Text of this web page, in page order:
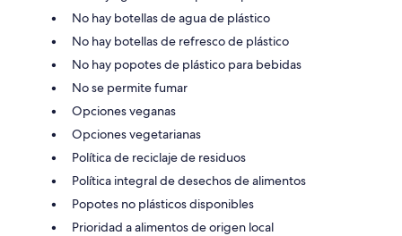
No hay botellas de agua de plástico
No hay botellas de refresco de plástico
No hay popotes de plástico para bebidas
No se permite fumar
Opciones veganas
Opciones vegetarianas
Política de reciclaje de residuos
Política integral de desechos de alimentos
Popotes no plásticos disponibles
Prioridad a alimentos de origen local